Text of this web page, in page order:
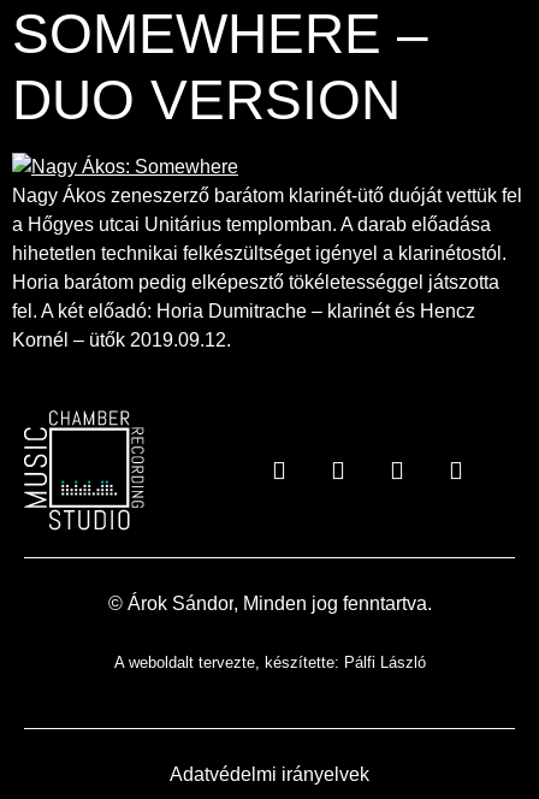
SOMEWHERE –
DUO VERSION
Nagy Ákos zeneszerző barátom klarinét-ütő duóját vettük fel
a Hőgyes utcai Unitárius templomban. A darab előadása
hihetetlen technikai felkészültséget igényel a klarinétostól.
Horia barátom pedig elképesztő tökéletességgel játszotta
fel. A két előadó: Horia Dumitrache – klarinét és Hencz
Kornél – ütők 2019.09.12.
© Árok Sándor, Minden jog fenntartva.
A weboldalt tervezte, készítette: Pálfi László
Adatvédelmi irányelvek